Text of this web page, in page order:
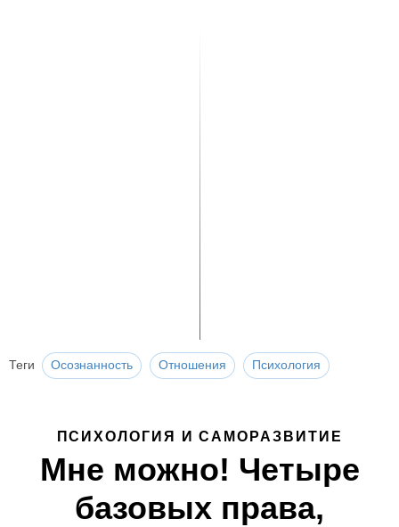
Теги Осознанность Отношения Психология
ПСИХОЛОГИЯ И САМОРАЗВИТИЕ
Мне можно! Четыре
базовых права,